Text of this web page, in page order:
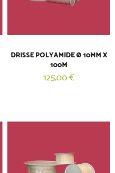
DRISSE POLYAMIDE Ø 10MM X
100M
125,00 €